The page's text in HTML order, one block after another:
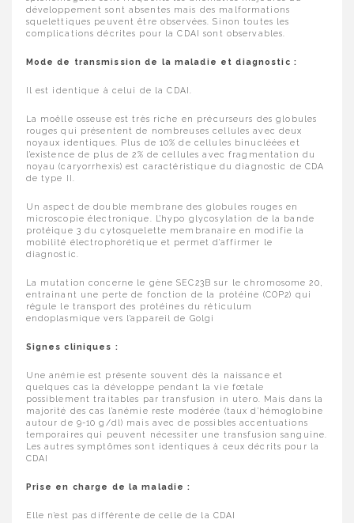
développement sont absentes mais des malformations
squelettiques peuvent être observées. Sinon toutes les
complications décrites pour la CDAI sont observables.
Mode de transmission de la maladie et diagnostic :
Il est identique à celui de la CDAI.
La moëlle osseuse est très riche en précurseurs des globules
rouges qui présentent de nombreuses cellules avec deux
noyaux identiques. Plus de 10% de cellules binucléées et
l’existence de plus de 2% de cellules avec fragmentation du
noyau (caryorrhexis) est caractéristique du diagnostic de CDA
de type II.
Un aspect de double membrane des globules rouges en
microscopie électronique. L’hypo glycosylation de la bande
protéique 3 du cytosquelette membranaire en modifie la
mobilité électrophorétique et permet d’affirmer le
diagnostic.
La mutation concerne le gène SEC23B sur le chromosome 20,
entrainant une perte de fonction de la protéine (COP2) qui
régule le transport des protéines du réticulum
endoplasmique vers l’appareil de Golgi
Signes cliniques :
Une anémie est présente souvent dès la naissance et
quelques cas la développe pendant la vie fœtale
possiblement traitables par transfusion in utero. Mais dans la
majorité des cas l’anémie reste modérée (taux d’hémoglobine
autour de 9-10 g/dl) mais avec de possibles accentuations
temporaires qui peuvent nécessiter une transfusion sanguine.
Les autres symptômes sont identiques à ceux décrits pour la
CDAI
Prise en charge de la maladie :
Elle n’est pas différente de celle de la CDAI